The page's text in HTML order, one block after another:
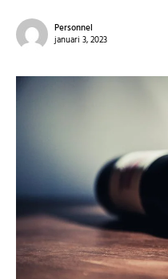
Personnel
januari 3, 2023